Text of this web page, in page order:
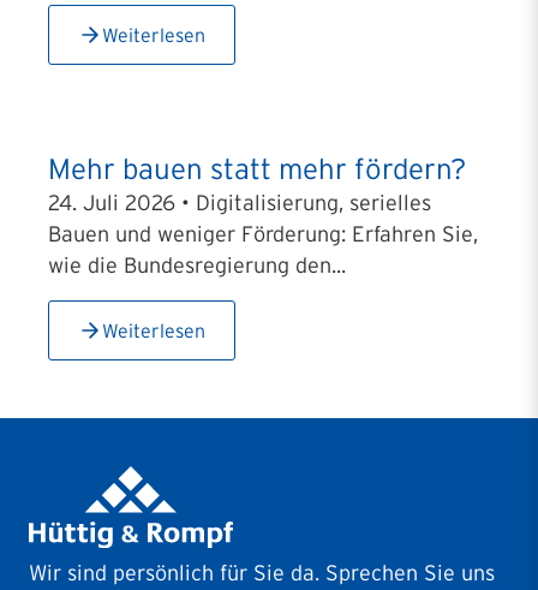
Weiterlesen
Mehr bauen statt mehr fördern?
24. Juli 2026 • Digitalisierung, serielles
Bauen und weniger Förderung: Erfahren Sie,
wie die Bundesregierung den...
Weiterlesen
Wir sind persönlich für Sie da. Sprechen Sie uns